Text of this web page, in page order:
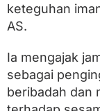
keteguhan
AS.
Ia mengajak
sebagai
beribadah dan